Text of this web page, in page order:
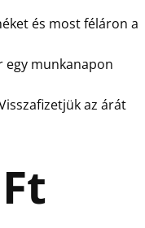
és most féláron a
egy munkanapon
az árát
Ft